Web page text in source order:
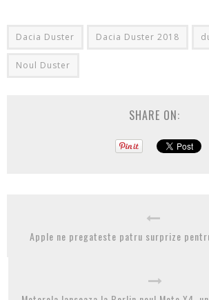
Dacia Duster Dacia Duster 2018
Noul Duster
SHARE ON:
Apple ne pregateste patru surprize